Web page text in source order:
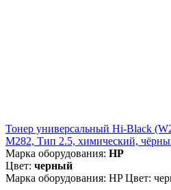
Тонер универсальный Hi-Black
M282, Тип 2.5, химический,
Марка оборудования: HP
Цвет: черный
Марка оборудования: HP Цвет: